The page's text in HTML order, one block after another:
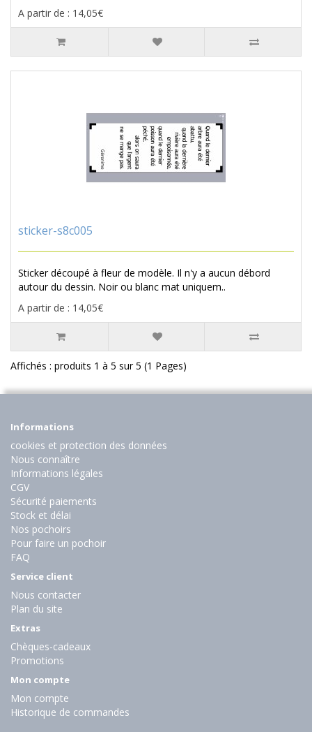
A partir de : 14,05€
sticker-s8c005
Sticker découpé à fleur de modèle. Il n'y a aucun débord
autour du dessin. Noir ou blanc mat uniquem..
A partir de : 14,05€
Affichés : produits 1 à 5 sur 5 (1 Pages)
Informations
cookies et protection des données
Nous connaître
Informations légales
CGV
Sécurité paiements
Stock et délai
Nos pochoirs
Pour faire un pochoir
FAQ
Service client
Nous contacter
Plan du site
Extras
Chèques-cadeaux
Promotions
Mon compte
Mon compte
Historique de commandes